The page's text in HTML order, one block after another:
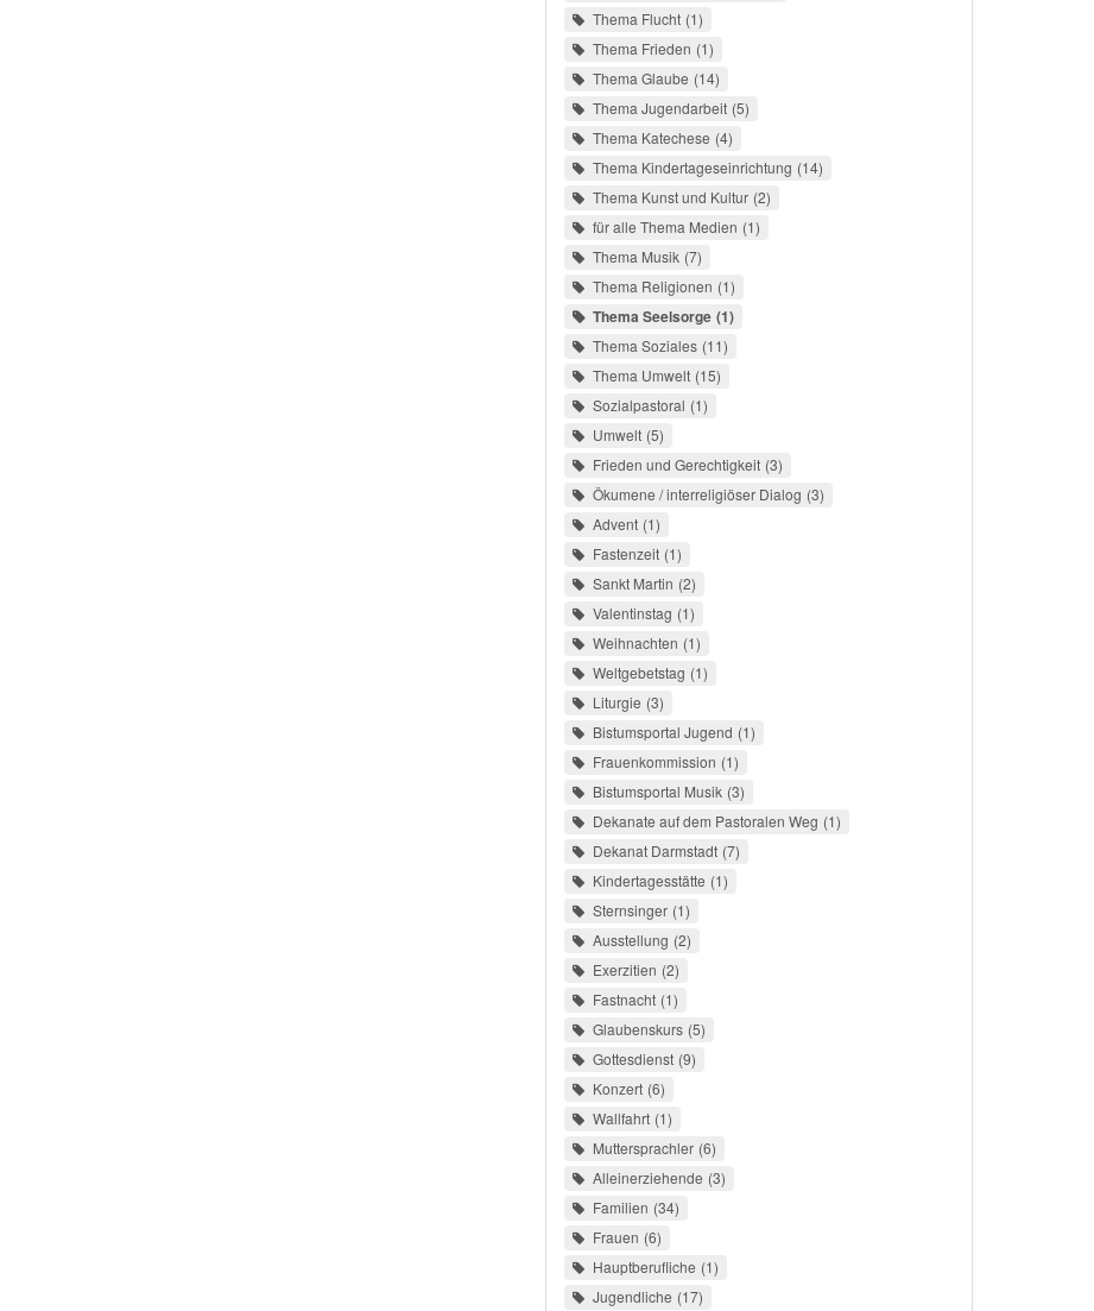
Thema Flucht 1
Thema Frieden 1
Thema Glaube 14
Thema Jugendarbeit 5
Thema Katechese 4
Thema Kindertageseinrichtung 14
Thema Kunst und Kultur 2
für alle Thema Medien 1
Thema Musik 7
Thema Religionen 1
Thema Seelsorge 1
Thema Soziales 11
Thema Umwelt 15
Sozialpastoral 1
Umwelt 5
Frieden und Gerechtigkeit 3
Ökumene / interreligiöser Dialog 3
Advent 1
Fastenzeit 1
Sankt Martin 2
Valentinstag 1
Weihnachten 1
Weltgebetstag 1
Liturgie 3
Bistumsportal Jugend 1
Frauenkommission 1
Bistumsportal Musik 3
Dekanate auf dem Pastoralen Weg 1
Dekanat Darmstadt 7
Kindertagesstätte 1
Sternsinger 1
Ausstellung 2
Exerzitien 2
Fastnacht 1
Glaubenskurs 5
Gottesdienst 9
Konzert 6
Wallfahrt 1
Muttersprachler 6
Alleinerziehende 3
Familien 34
Frauen 6
Hauptberufliche 1
Jugendliche 17